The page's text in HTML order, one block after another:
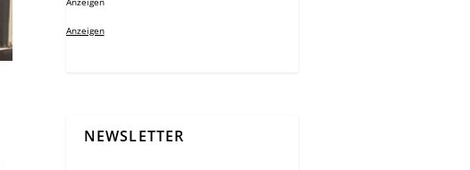
Anzeigen
NEWSLETTER